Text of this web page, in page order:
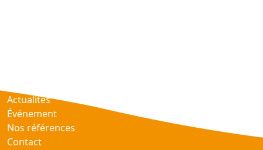
Actualités
Événement
Nos références
Contact